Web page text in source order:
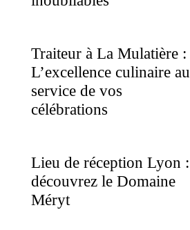
Traiteur à La Mulatière :
L’excellence culinaire au
service de vos
célébrations
Lieu de réception Lyon :
découvrez le Domaine
Méryt